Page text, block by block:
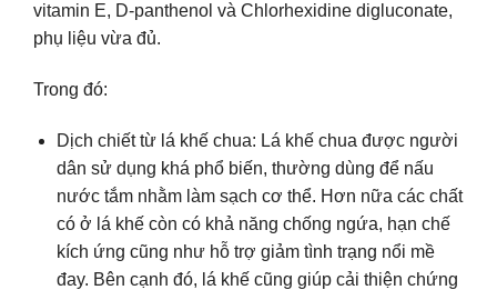
vitamin E, D-panthenol và Chlorhexidine digluconate,
phụ liệu vừa đủ.
Trong đó:
Dịch chiết từ lá khế chua: Lá khế chua được người
dân sử dụng khá phổ biến, thường dùng để nấu
nước tắm nhằm làm sạch cơ thể. Hơn nữa các chất
có ở lá khế còn có khả năng chống ngứa, hạn chế
kích ứng cũng như hỗ trợ giảm tình trạng nổi mề
đay. Bên cạnh đó, lá khế cũng giúp cải thiện chứng